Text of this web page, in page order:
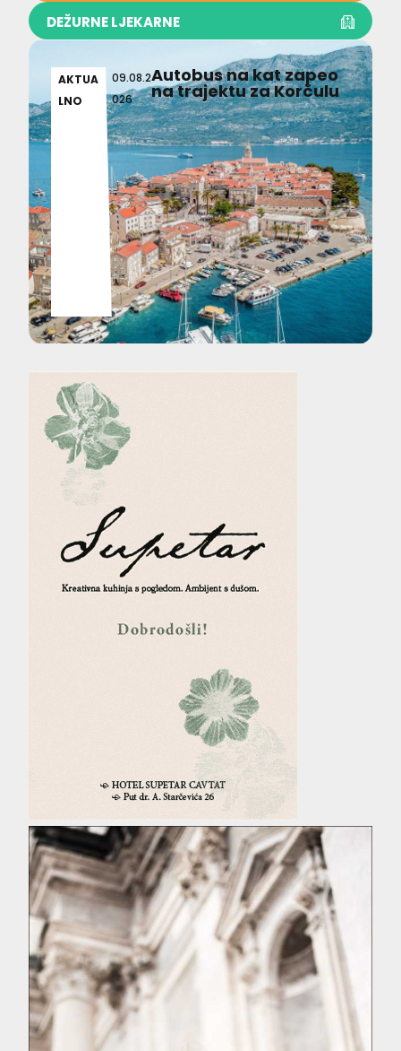
DEŽURNE LJEKARNE
AKTUA
LNO
09.08.2
026
Autobus na kat zapeo
na trajektu za Korčulu